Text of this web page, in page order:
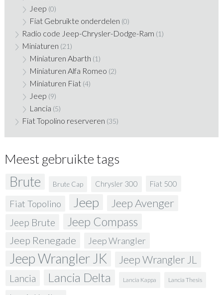
Jeep (0)
Fiat Gebruikte onderdelen (0)
Radio code Jeep-Chrysler-Dodge-Ram (1)
Miniaturen (21)
Miniaturen Abarth (1)
Miniaturen Alfa Romeo (2)
Miniaturen Fiat (4)
Jeep (9)
Lancia (5)
Fiat Topolino reserveren (35)
Meest gebruikte tags
Brute Brute Cap Chrysler 300 Fiat 500
Fiat Topolino Jeep Jeep Avenger
Jeep Brute Jeep Compass
Jeep Renegade Jeep Wrangler
Jeep Wrangler JK Jeep Wrangler JL
Lancia Lancia Delta Lancia Kappa Lancia Thesis